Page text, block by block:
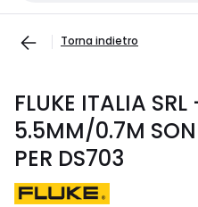
Torna indietro
FLUKE ITALIA
5.5MM/0.7M
PER DS703